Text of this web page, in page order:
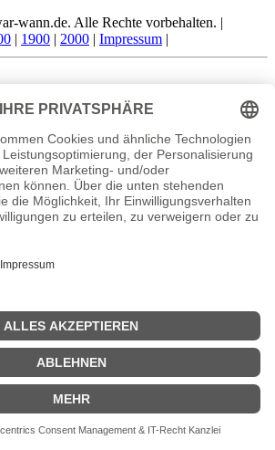
wann.de. Alle Rechte vorbehalten. |
| 1900 | 2000 | Impressum |